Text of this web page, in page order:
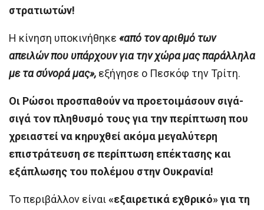
στρατιωτών!
Η κίνηση υποκινήθηκε «από τον αριθμό των
απειλών που υπάρχουν για την χώρα μας παράλληλα
με τα σύνορά μας», εξήγησε ο Πεσκόφ την Τρίτη.
Οι Ρώσοι προσπαθούν να προετοιμάσουν σιγά-
σιγά τον πληθυσμό τους για την περίπτωση που
χρειαστεί να κηρυχθεί ακόμα μεγαλύτερη
επιστράτευση σε περίπτωση επέκτασης και
εξάπλωσης του πολέμου στην Ουκρανία!
Το περιβάλλον είναι«εξαιρετικά εχθρικό» για τη